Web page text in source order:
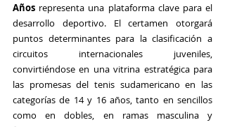
Años representa una plataforma clave para el
desarrollo deportivo. El certamen otorgará
puntos determinantes para la clasificación a
circuitos internacionales juveniles,
convirtiéndose en una vitrina estratégica para
las promesas del tenis sudamericano en las
categorías de 14 y 16 años, tanto en sencillos
como en dobles, en ramas masculina y